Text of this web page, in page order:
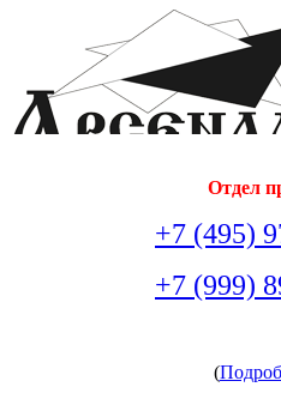
Отдел
+7 (495)
+7 (999)
(